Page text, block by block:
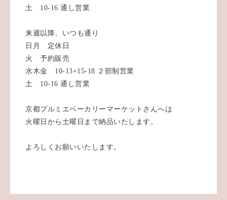
土 10-16 通し営業
来週以降、いつも通り
日月 定休日
火 予約販売
水木金 10-13+15-18 ２部制営業
土 10-16 通し営業
京都プルミエベーカリーマーケットさんへは
火曜日から土曜日まで納品いたします。
よろしくお願いいたします。